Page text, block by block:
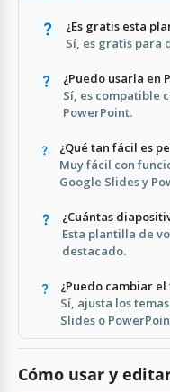
¿Es gratis esta
Sí, es gratis para
¿Puedo usarla en
Sí, es compatible
PowerPoint.
¿Qué tan fácil es
Muy fácil con
Google Slides y
¿Cuántas
Esta plantilla de
destacado.
¿Puedo cambiar
Sí, ajusta los
Slides o
Cómo usar y